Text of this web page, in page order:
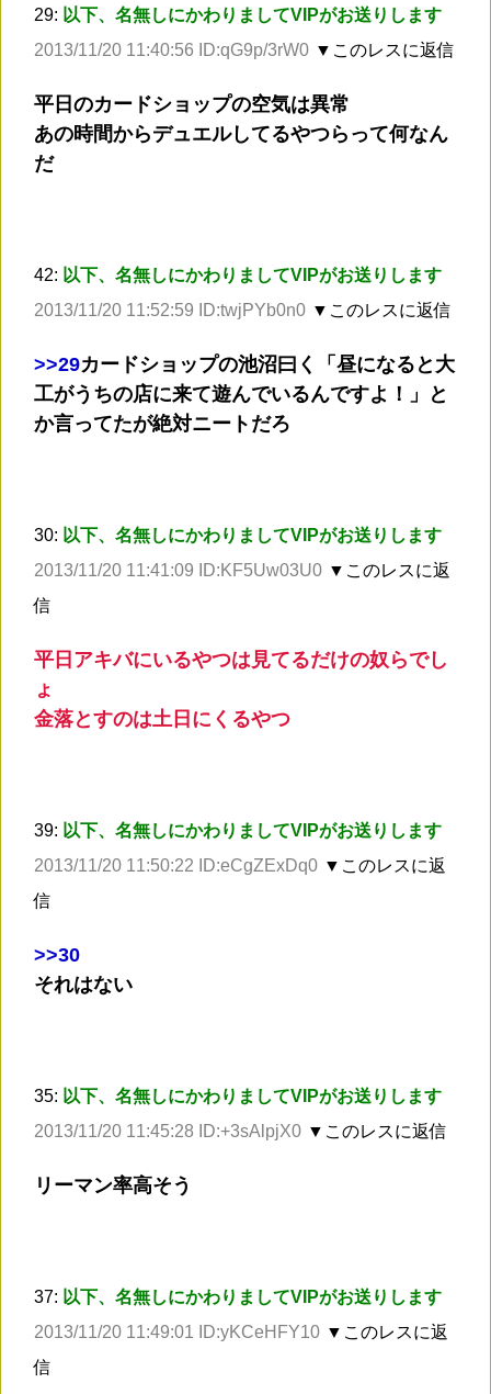
29: 以下、名無しにかわりましてVIPがお送りします
2013/11/20 11:40:56 ID:qG9p/3rW0 ▼このレスに返信
平日のカードショップの空気は異常
あの時間からデュエルしてるやつらって何なん
だ
42: 以下、名無しにかわりましてVIPがお送りします
2013/11/20 11:52:59 ID:twjPYb0n0 ▼このレスに返信
>>29カードショップの池沼曰く「昼になると大
工がうちの店に来て遊んでいるんですよ！」と
か言ってたが絶対ニートだろ
30: 以下、名無しにかわりましてVIPがお送りします
2013/11/20 11:41:09 ID:KF5Uw03U0 ▼このレスに返
信
平日アキバにいるやつは見てるだけの奴らでし
ょ
金落とすのは土日にくるやつ
39: 以下、名無しにかわりましてVIPがお送りします
2013/11/20 11:50:22 ID:eCgZExDq0 ▼このレスに返
信
>>30
それはない
35: 以下、名無しにかわりましてVIPがお送りします
2013/11/20 11:45:28 ID:+3sAlpjX0 ▼このレスに返信
リーマン率高そう
37: 以下、名無しにかわりましてVIPがお送りします
2013/11/20 11:49:01 ID:yKCeHFY10 ▼このレスに返
信